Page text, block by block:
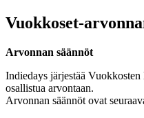
Vuokkoset-
Arvonnan säännöt
Indiedays järjestää
osallistua arvontaan.
Arvonnan säännöt ovat